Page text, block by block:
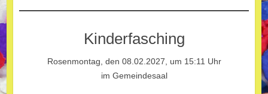
Kinderfasching
Rosenmontag, den 08.02.2027, um 15:11 Uhr
im Gemeindesaal